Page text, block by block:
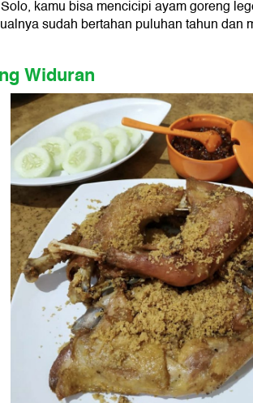
kamu bisa mencicipi ayam goreng
sudah bertahan puluhan tahun dan
Widuran